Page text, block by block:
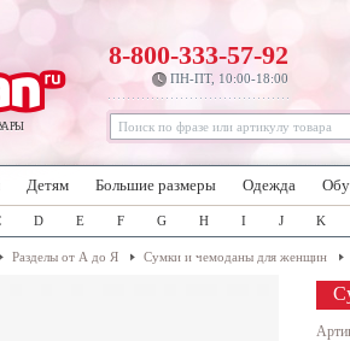
8-800-333-57-92
ПН-ПТ, 10:00-18:00
Детям Большие размеры Одежда
D E F G H I J K
Разделы от А до Я Сумки и чемоданы для женщин